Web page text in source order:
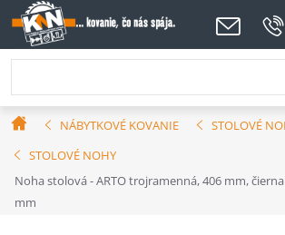
Prejsť
na
obsah
DomovNÁBYTKOVÉ KOVANIE
STOLOVÉ
STOLOVÉ NOHY
Noha stolová - ARTO trojramenná, 406 mm,
mm